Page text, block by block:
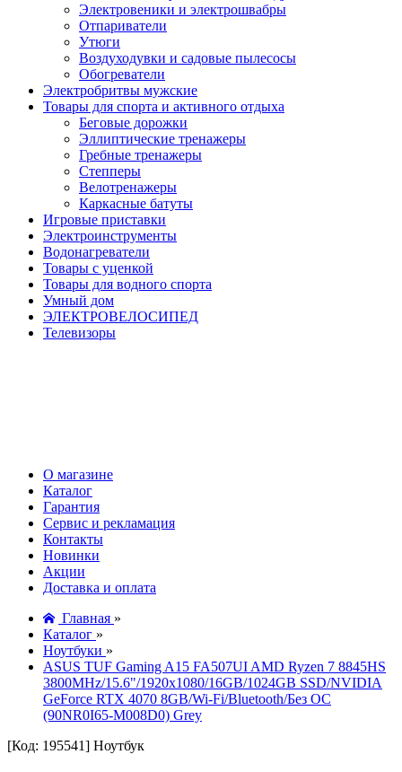
Электровеники и электрошвабры
Отпариватели
Утюги
Воздуходувки и садовые пылесосы
Обогреватели
Электробритвы мужские
Товары для спорта и активного отдыха
Беговые дорожки
Эллиптические тренажеры
Гребные тренажеры
Степперы
Велотренажеры
Каркасные батуты
Игровые приставки
Электроинструменты
Водонагреватели
Товары с уценкой
Товары для водного спорта
Умный дом
ЭЛЕКТРОВЕЛОСИПЕД
Телевизоры
О магазине
Каталог
Гарантия
Сервис и рекламация
Контакты
Новинки
Акции
Доставка и оплата
Главная »
Каталог »
Ноутбуки »
ASUS TUF Gaming A15 FA507UI AMD Ryzen 7 8845HS
3800MHz/15.6"/1920x1080/16GB/1024GB SSD/NVIDIA
GeForce RTX 4070 8GB/Wi-Fi/Bluetooth/Без ОС
(90NR0I65-M008D0) Grey
[Код: 195541] Ноутбук